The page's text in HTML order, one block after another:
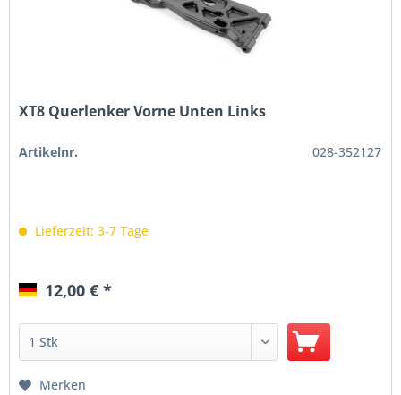
XT8 Querlenker Vorne Unten Links
Artikelnr. 028-352127
Lieferzeit: 3-7 Tage
12,00 € *
Merken